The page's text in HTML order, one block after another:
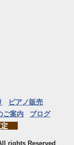
ピアノ販売
ご案内
ブログ